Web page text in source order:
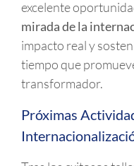
excelente
mirada de la
impacto real y
tiempo que
transformador.
Próximas